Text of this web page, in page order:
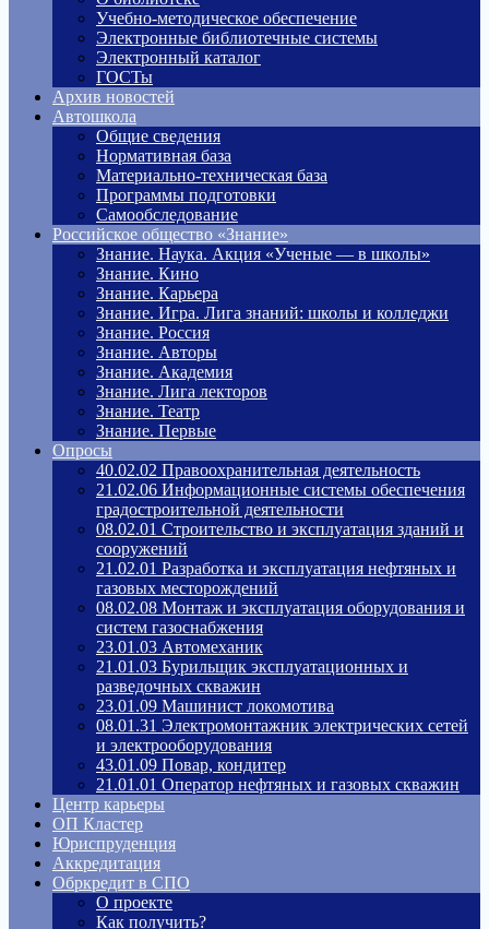
Учебно-методическое обеспечение
Электронные библиотечные системы
Электронный каталог
ГОСТы
Архив новостей
Автошкола
Общие сведения
Нормативная база
Материально-техническая база
Программы подготовки
Самообследование
Российское общество «Знание»
Знание. Наука. Акция «Ученые — в школы»
Знание. Кино
Знание. Карьера
Знание. Игра. Лига знаний: школы и колледжи
Знание. Россия
Знание. Авторы
Знание. Академия
Знание. Лига лекторов
Знание. Театр
Знание. Первые
Опросы
40.02.02 Правоохранительная деятельность
21.02.06 Информационные системы обеспечения
градостроительной деятельности
08.02.01 Строительство и эксплуатация зданий и
сооружений
21.02.01 Разработка и эксплуатация нефтяных и
газовых месторождений
08.02.08 Монтаж и эксплуатация оборудования и
систем газоснабжения
23.01.03 Автомеханик
21.01.03 Бурильщик эксплуатационных и
разведочных скважин
23.01.09 Машинист локомотива
08.01.31 Электромонтажник электрических сетей
и электрооборудования
43.01.09 Повар, кондитер
21.01.01 Оператор нефтяных и газовых скважин
Центр карьеры
ОП Кластер
Юриспруденция
Аккредитация
Обркредит в СПО
О проекте
Как получить?